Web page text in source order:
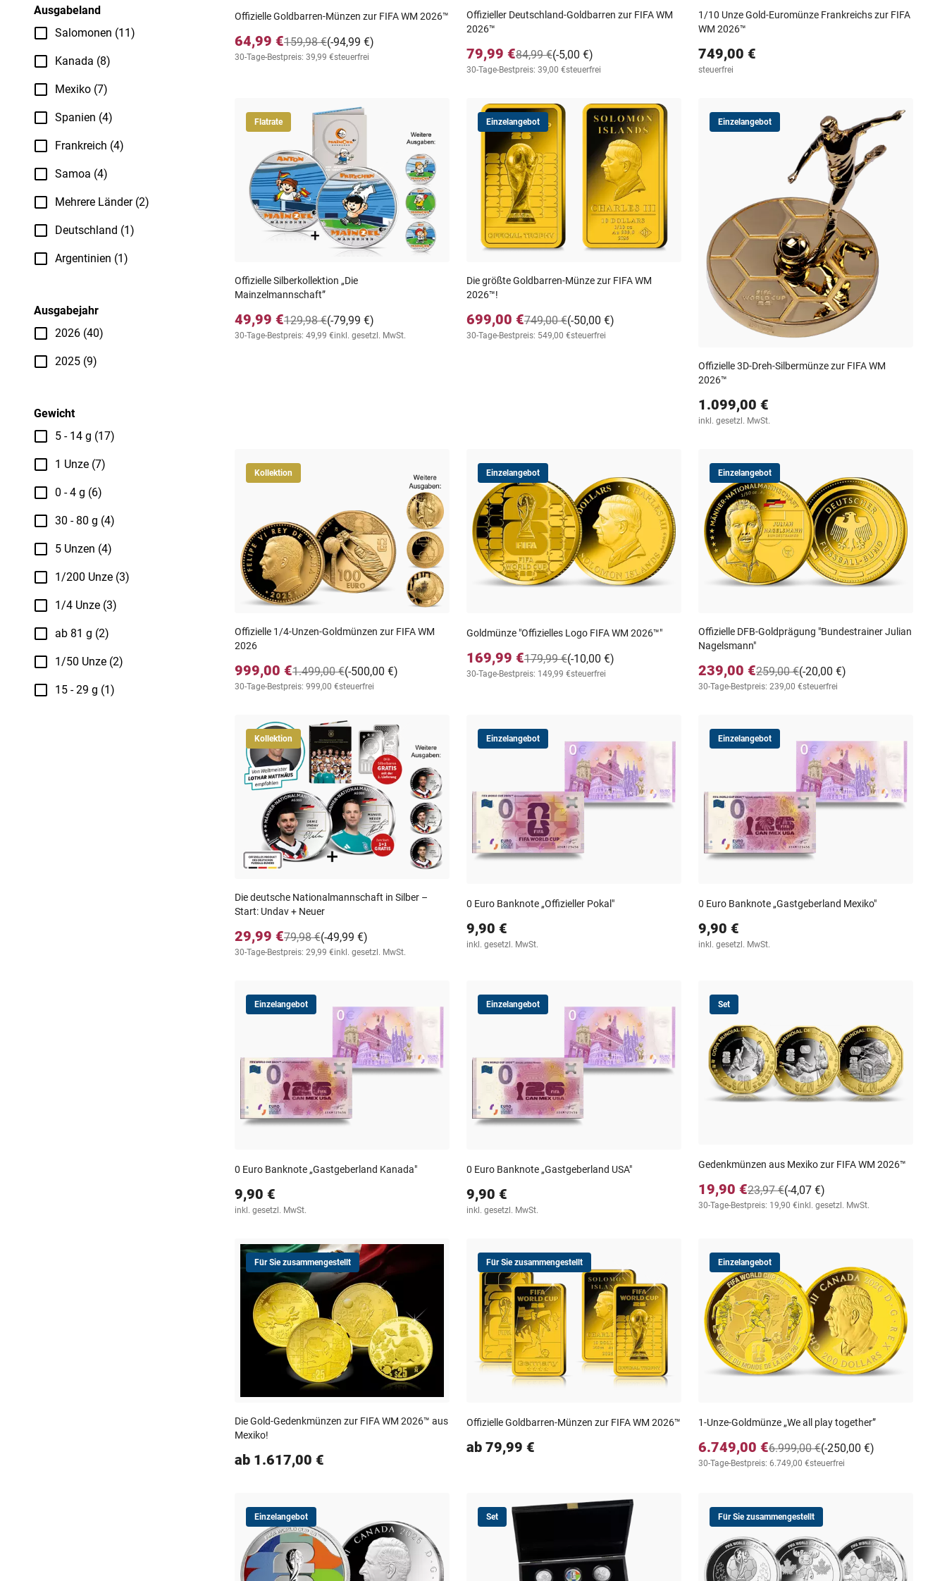
Ausgabeland
Salomonen (11)
Kanada (8)
Mexiko (7)
Spanien (4)
Frankreich (4)
Samoa (4)
Mehrere Länder (2)
Deutschland (1)
Argentinien (1)
Ausgabejahr
2026 (40)
2025 (9)
Gewicht
5 - 14 g (17)
1 Unze (7)
0 - 4 g (6)
30 - 80 g (4)
5 Unzen (4)
1/200 Unze (3)
1/4 Unze (3)
ab 81 g (2)
1/50 Unze (2)
15 - 29 g (1)
Offizielle Goldbarren-Münzen zur FIFA WM 2026™
64,99 € (-94,99 €)
159,98 €
30-Tage-Bestpreis: 39,99 €steuerfrei
Offizieller Deutschland-Goldbarren zur FIFA WM
2026™
79,99 € (-5,00 €)
84,99 €
30-Tage-Bestpreis: 39,00 €steuerfrei
1/10 Unze Gold-Euromünze Frankreichs zur FIFA
WM 2026™
749,00 €
steuerfrei
Flatrate
Offizielle Silberkollektion „Die
Mainzelmannschaft”
49,99 € (-79,99 €)
129,98 €
30-Tage-Bestpreis: 49,99 €inkl. gesetzl. MwSt.
Einzelangebot
Die größte Goldbarren-Münze zur FIFA WM
2026™!
699,00 € (-50,00 €)
749,00 €
30-Tage-Bestpreis: 549,00 €steuerfrei
Einzelangebot
Offizielle 3D-Dreh-Silbermünze zur FIFA WM
2026™
1.099,00 €
inkl. gesetzl. MwSt.
Kollektion
Offizielle 1/4-Unzen-Goldmünzen zur FIFA WM
2026
999,00 € (-500,00 €)
1.499,00 €
30-Tage-Bestpreis: 999,00 €steuerfrei
Einzelangebot
Goldmünze "Offizielles Logo FIFA WM 2026™"
169,99 € (-10,00 €)
179,99 €
30-Tage-Bestpreis: 149,99 €steuerfrei
Einzelangebot
Offizielle DFB-Goldprägung "Bundestrainer Julian
Nagelsmann"
239,00 € (-20,00 €)
259,00 €
30-Tage-Bestpreis: 239,00 €steuerfrei
Kollektion
Die deutsche Nationalmannschaft in Silber –
Start: Undav + Neuer
29,99 € (-49,99 €)
79,98 €
30-Tage-Bestpreis: 29,99 €inkl. gesetzl. MwSt.
Einzelangebot
0 Euro Banknote „Offizieller Pokal"
9,90 €
inkl. gesetzl. MwSt.
Einzelangebot
0 Euro Banknote „Gastgeberland Mexiko"
9,90 €
inkl. gesetzl. MwSt.
Einzelangebot
0 Euro Banknote „Gastgeberland Kanada"
9,90 €
inkl. gesetzl. MwSt.
Einzelangebot
0 Euro Banknote „Gastgeberland USA"
9,90 €
inkl. gesetzl. MwSt.
Set
Gedenkmünzen aus Mexiko zur FIFA WM 2026™
19,90 € (-4,07 €)
23,97 €
30-Tage-Bestpreis: 19,90 €inkl. gesetzl. MwSt.
Für Sie zusammengestellt
Die Gold-Gedenkmünzen zur FIFA WM 2026™ aus
Mexiko!
ab 1.617,00 €
Für Sie zusammengestellt
Offizielle Goldbarren-Münzen zur FIFA WM 2026™
ab 79,99 €
Einzelangebot
1-Unze-Goldmünze „We all play together”
6.749,00 € (-250,00 €)
6.999,00 €
30-Tage-Bestpreis: 6.749,00 €steuerfrei
Einzelangebot Set Für Sie zusammengestellt